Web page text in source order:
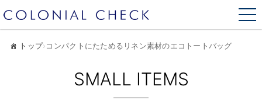
トップ› コンパクトにたためるリネン素材のエコトートバッグ
SMALL ITEMS